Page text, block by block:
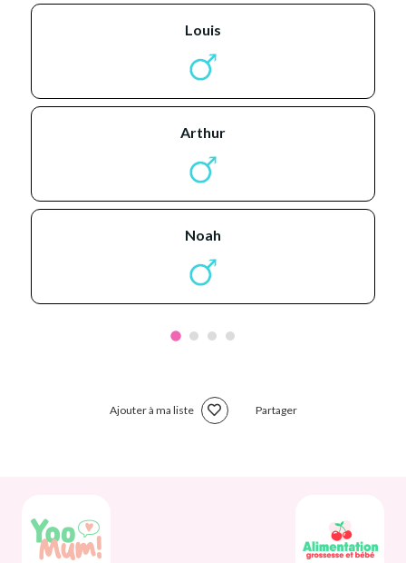
louis
arthur
noah
Ajouter à ma liste Partager